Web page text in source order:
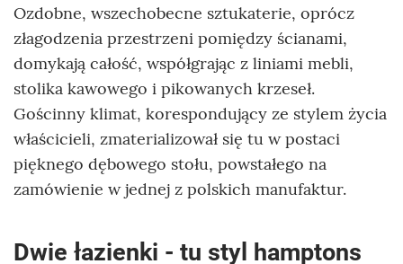
Ozdobne, wszechobecne sztukaterie, oprócz
złagodzenia przestrzeni pomiędzy ścianami,
domykają całość, współgrając z liniami mebli,
stolika kawowego i pikowanych krzeseł.
Gościnny klimat, korespondujący ze stylem życia
właścicieli, zmaterializował się tu w postaci
pięknego dębowego stołu, powstałego na
zamówienie w jednej z polskich manufaktur.
Dwie łazienki - tu styl hamptons